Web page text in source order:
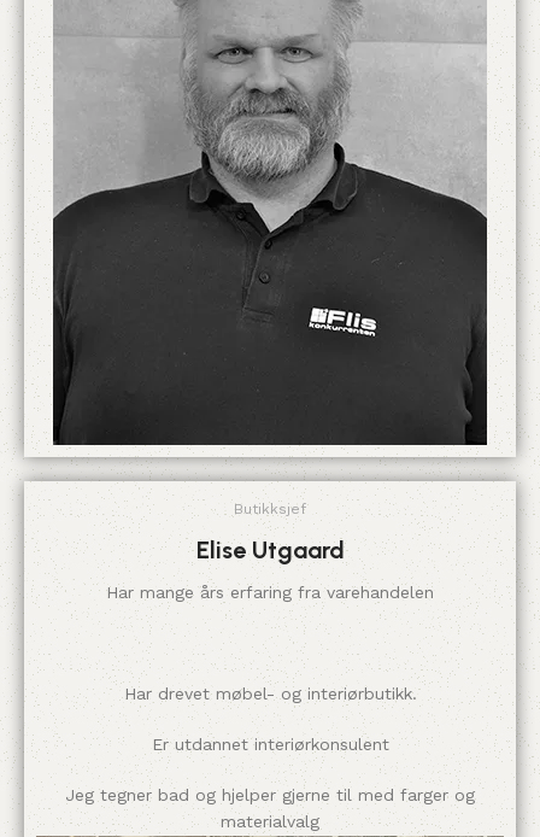
Butikksjef
Elise Utgaard
Har mange års erfaring fra varehandelen
Har drevet møbel- og interiørbutikk.
Er utdannet interiørkonsulent
Jeg tegner bad og hjelper gjerne til med farger og
materialvalg